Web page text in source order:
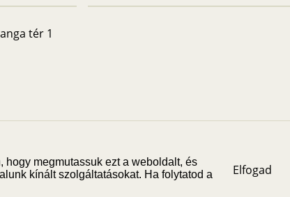
megmutassuk ezt a weboldalt, és
kínált szolgáltatásokat. Ha folytatod a
Elfogad
tér 1